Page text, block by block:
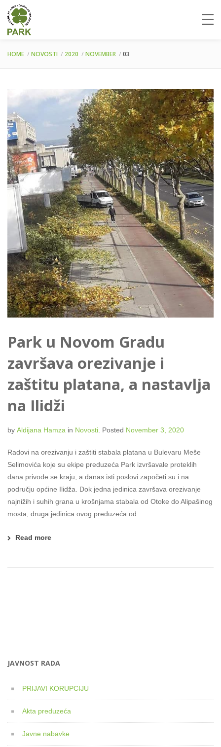
HOME NOVOSTI 2020 NOVEMBER 03
Park u Novom Gradu
završava orezivanje i
zaštitu platana, a nastavlja
na Ilidži
by Aldijana Hamza in Novosti. Posted November 3, 2020
Radovi na orezivanju i zaštiti stabala platana u Bulevaru Meše
Selimovića koje su ekipe preduzeća Park izvršavale proteklih
dana privode se kraju, a danas isti poslovi započeti su i na
području općine Ilidža. Dok jedna jedinica završava orezivanje
najnižih i suhih grana u krošnjama stabala od Otoke do Alipašinog
mosta, druga jedinica ovog preduzeća od
Read more
JAVNOST RADA
PRIJAVI KORUPCIJU
Akta preduzeća
Javne nabavke